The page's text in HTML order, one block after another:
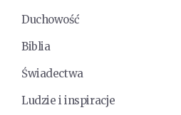
Duchowość
Biblia
Świadectwa
Ludzie i inspiracje